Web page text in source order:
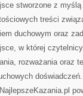
stworzone z
treści
duchowym oraz
w której
rozważania oraz